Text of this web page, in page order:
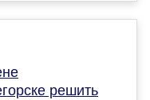
решить